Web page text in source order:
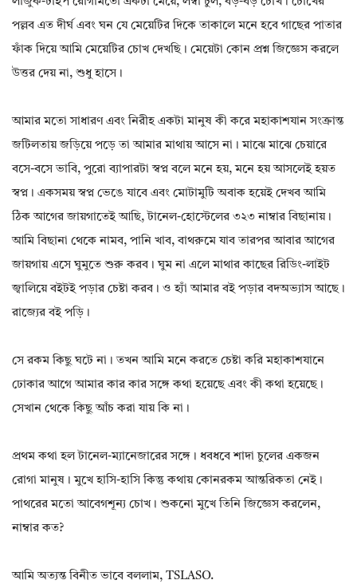
পল্লব এত দীর্ঘ এবং ঘন যে মেয়েটির দিকে তাকালে মনে হবে গাছের পাতার
ফাঁক দিয়ে আমি মেয়েটির চোখ দেখছি। মেয়েটা কোন প্রশ্ন জিজ্ঞেস করলে
উত্তর দেয় না, শুধু হাসে।
আমার মতো সাধারণ এবং নিরীহ একটা মানুষ কী করে মহাকাশযান সংক্রান্ত
জটিলতায় জড়িয়ে পড়ে তা আমার মাথায় আসে না। মাঝে মাঝে চেয়ারে
বসে-বসে ভাবি, পুরো ব্যাপারটা স্বপ্ন বলে মনে হয়, মনে হয় আসলেই হয়ত
স্বপ্ন। একসময় স্বপ্ন ভেঙে যাবে এবং মোটামুটি অবাক হয়েই দেখব আমি
ঠিক আগের জায়গাতেই আছি, টানেল-হোস্টেলের ৩২৩ নাম্বার বিছানায়।
আমি বিছানা থেকে নামব, পানি খাব, বাথরুমে যাব তারপর আবার আগের
জায়গায় এসে ঘুমুতে শুরু করব। ঘুম না এলে মাথার কাছের রিডিং-লাইট
জ্বালিয়ে বইটই পড়ার চেষ্টা করব। ও হ্যাঁ আমার বই পড়ার বদঅভ্যাস আছে।
রাজ্যের বই পড়ি।
সে রকম কিছু ঘটে না। তখন আমি মনে করতে চেষ্টা করি মহাকাশযানে
ঢোকার আগে আমার কার কার সঙ্গে কথা হয়েছে এবং কী কথা হয়েছে।
সেখান থেকে কিছু আঁচ করা যায় কি না।
প্রথম কথা হল টানেল-ম্যানেজারের সঙ্গে। ধবধবে শাদা চুলের একজন
রোগা মানুষ। মুখে হাসি-হাসি কিন্তু কথায় কোনরকম আন্তরিকতা নেই।
পাথরের মতো আবেগশূন্য চোখ। শুকনো মুখে তিনি জিজ্ঞেস করলেন,
নাম্বার কত?
আমি অত্যন্ত বিনীত ভাবে বললাম, TSLASO.